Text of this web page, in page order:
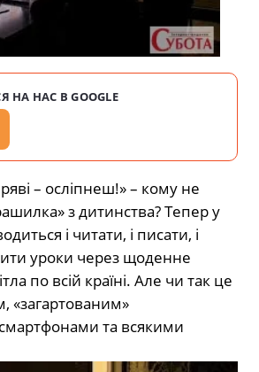
НА НАС В GOOGLE
– осліпнеш!» – кому не
з дитинства? Тепер у
і читати, і писати, і
уроки через щоденне
по всій країні. Але чи так це
«загартованим»
та всякими